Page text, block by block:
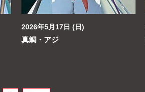
2026年5月17日 (日)
真鯛・アジ